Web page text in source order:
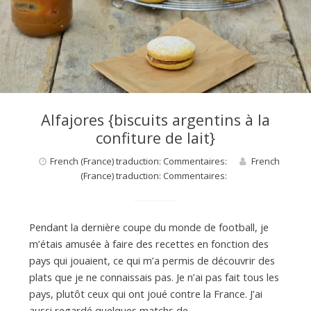
d
e
Alfajores {biscuits argentins à la
confiture de lait}
French (France) traduction: Commentaires:
French
(France) traduction: Commentaires:
Pendant la dernière coupe du monde de football, je
m’étais amusée à faire des recettes en fonction des
pays qui jouaient, ce qui m’a permis de découvrir des
plats que je ne connaissais pas. Je n’ai pas fait tous les
pays, plutôt ceux qui ont joué contre la France. J’ai